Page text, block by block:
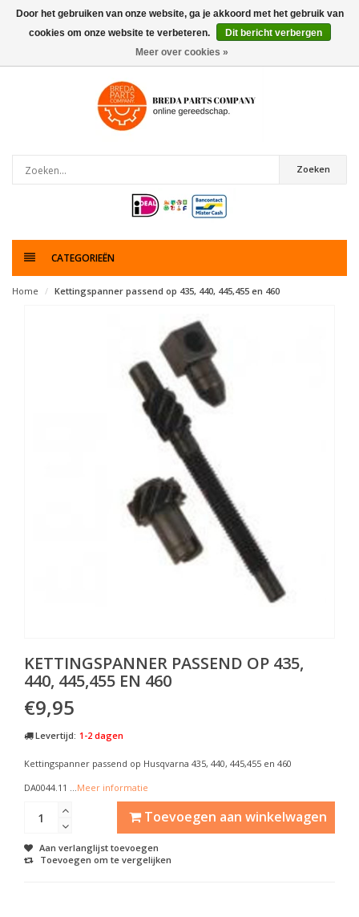
0artikelen
Zoeken
CATEGORIEËN
Home Kettingspanner passend op 435, 440, 445,455 en 460
KETTINGSPANNER PASSEND OP 435,
440, 445,455 EN 460
€9,95
Levertijd: 1-2 dagen
Kettingspanner passend op Husqvarna 435, 440, 445,455 en 460
DA0044.11 ...Meer informatie
Toevoegen aan winkelwagen
Aan verlanglijst toevoegen
Toevoegen om te vergelijken
Door het gebruiken van onze website, ga je akkoord met het gebruik van
cookies om onze website te verbeteren.
Dit bericht verbergen
Meer over cookies »